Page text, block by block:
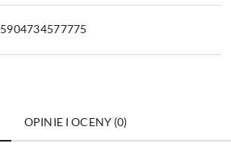
5904734577775
OPINIE I OCENY (0)